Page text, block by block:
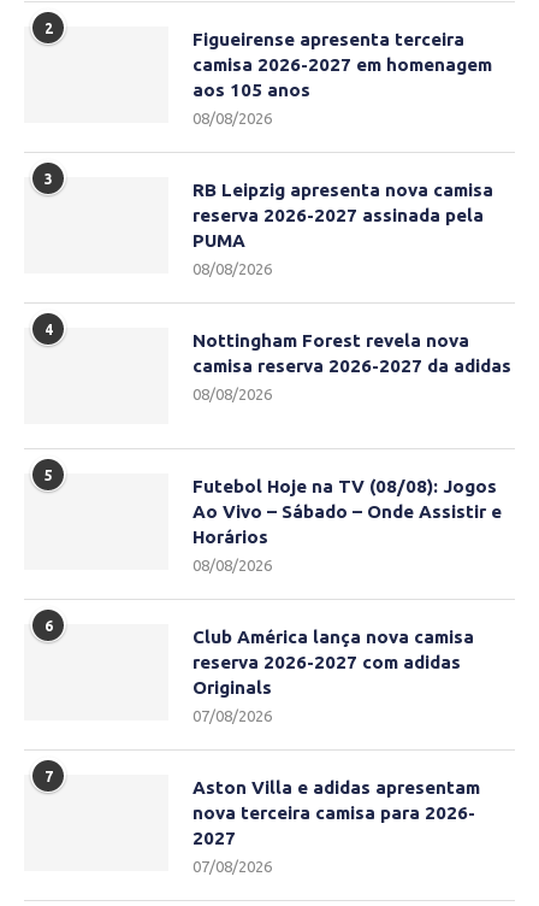
2
Figueirense apresenta terceira
camisa 2026-2027 em homenagem
aos 105 anos
08/08/2026
3
RB Leipzig apresenta nova camisa
reserva 2026-2027 assinada pela
PUMA
08/08/2026
4
Nottingham Forest revela nova
camisa reserva 2026-2027 da adidas
08/08/2026
5
Futebol Hoje na TV (08/08): Jogos
Ao Vivo – Sábado – Onde Assistir e
Horários
08/08/2026
6
Club América lança nova camisa
reserva 2026-2027 com adidas
Originals
07/08/2026
7
Aston Villa e adidas apresentam
nova terceira camisa para 2026-
2027
07/08/2026